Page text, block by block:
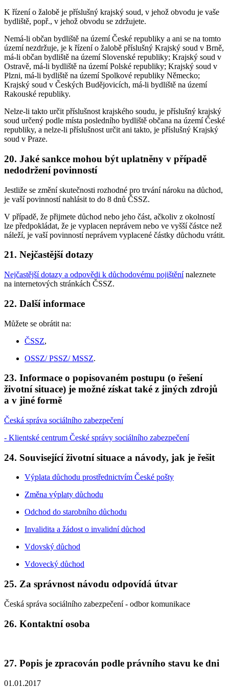
K řízení o žalobě je příslušný krajský soud, v jehož obvodu je vaše
bydliště, popř., v jehož obvodu se zdržujete.
Nemá-li občan bydliště na území České republiky a ani se na tomto
území nezdržuje, je k řízení o žalobě příslušný Krajský soud v Brně,
má-li občan bydliště na území Slovenské republiky; Krajský soud v
Ostravě, má-li bydliště na území Polské republiky; Krajský soud v
Plzni, má-li bydliště na území Spolkové republiky Německo;
Krajský soud v Českých Budějovicích, má-li bydliště na území
Rakouské republiky.
Nelze-li takto určit příslušnost krajského soudu, je příslušný krajský
soud určený podle místa posledního bydliště občana na území České
republiky, a nelze-li příslušnost určit ani takto, je příslušný Krajský
soud v Praze.
20. Jaké sankce mohou být uplatněny v případě
nedodržení povinností
Jestliže se změní skutečnosti rozhodné pro trvání nároku na důchod,
je vaší povinností nahlásit to do 8 dnů ČSSZ.
V případě, že přijmete důchod nebo jeho část, ačkoliv z okolností
lze předpokládat, že je vyplacen neprávem nebo ve vyšší částce než
náleží, je vaší povinností neprávem vyplacené částky důchodu vrátit.
21. Nejčastější dotazy
Nejčastější dotazy a odpovědi k důchodovému pojištěnínaleznete
na internetových stránkách ČSSZ.
22. Další informace
Můžete se obrátit na:
ČSSZ,
OSSZ/ PSSZ/ MSSZ.
23. Informace o popisovaném postupu (o řešení
životní situace) je možné získat také z jiných zdrojů
a v jiné formě
Česká správa sociálního zabezpečení
- Klientské centrum České správy sociálního zabezpečení
24. Související životní situace a návody, jak je řešit
Výplata důchodu prostřednictvím České pošty
Změna výplaty důchodu
Odchod do starobního důchodu
Invalidita a žádost o invalidní důchod
Vdovský důchod
Vdovecký důchod
25. Za správnost návodu odpovídá útvar
Česká správa sociálního zabezpečení - odbor komunikace
26. Kontaktní osoba
27. Popis je zpracován podle právního stavu ke dni
01.01.2017